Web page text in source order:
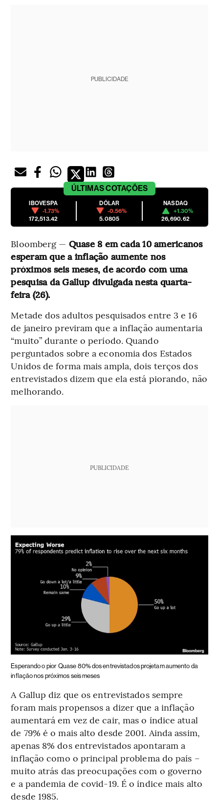
PUBLICIDADE
ÚLTIMASCOTAÇÕES
IBOVESPA
-1.73%
172,513.42
DÓLAR
-0.56%
5.0805
NASDAQ
+1.30%
26,690.62
Bloomberg — Quase 8 em cada 10 americanos
esperam que a inflação aumente nos
próximos seis meses, de acordo com uma
pesquisa da Gallup divulgada nesta quarta-
feira (26).
Metade dos adultos pesquisados entre 3 e 16
de janeiro previram que a inflação aumentaria
“muito” durante o período. Quando
perguntados sobre a economia dos Estados
Unidos de forma mais ampla, dois terços dos
entrevistados dizem que ela está piorando, não
melhorando.
PUBLICIDADE
Esperando o pior Quase 80% dos entrevistados projetam aumento da
inflação nos próximos seis meses
A Gallup diz que os entrevistados sempre
foram mais propensos a dizer que a inflação
aumentará em vez de cair, mas o índice atual
de 79% é o mais alto desde 2001. Ainda assim,
apenas 8% dos entrevistados apontaram a
inflação como o principal problema do país –
muito atrás das preocupações com o governo
e a pandemia de covid-19. É o índice mais alto
desde 1985.